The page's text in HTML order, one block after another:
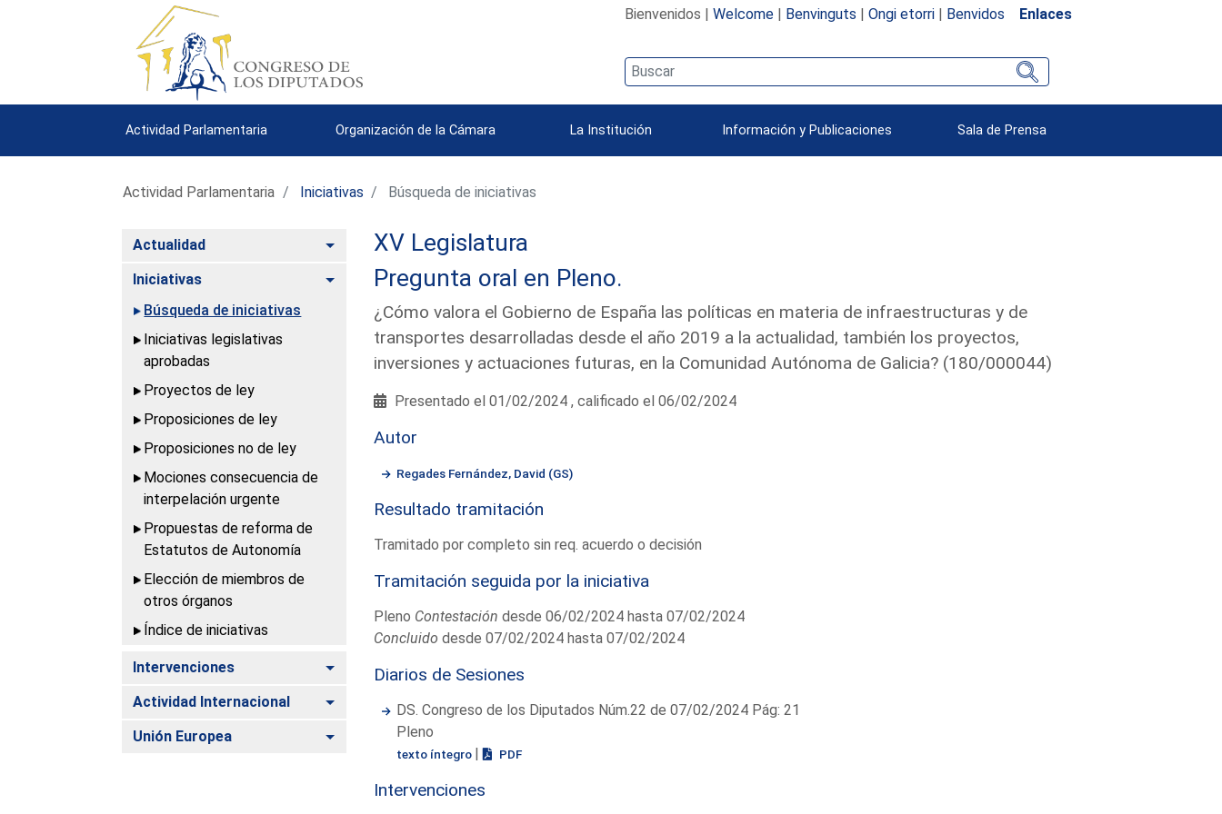
Bienvenidos | Welcome| Benvinguts | Ongi etorri| Benvidos Enlaces
Actividad Parlamentaria Organización de la Cámara La Institución Información y Publicaciones Sala de Prensa
Actividad Parlamentaria Iniciativas Búsqueda de iniciativas
Actualidad Alternar
Iniciativas
Alternar
Búsqueda de iniciativas
Iniciativas legislativas
aprobadas
Proyectos de ley
Proposiciones de ley
Proposiciones no de ley
Mociones consecuencia de
interpelación urgente
Propuestas de reforma de
Estatutos de Autonomía
Elección de miembros de
otros órganos
Índice de iniciativas
Intervenciones Alternar
Actividad Internacional Alternar
Unión Europea Alternar
XV Legislatura
Pregunta oral en Pleno.
¿Cómo valora el Gobierno de España las políticas en materia de infraestructuras y de
transportes desarrolladas desde el año 2019 a la actualidad, también los proyectos,
inversiones y actuaciones futuras, en la Comunidad Autónoma de Galicia? (180/000044)
Presentado el 01/02/2024 , calificado el 06/02/2024
Autor
Regades Fernández, David (GS)
Resultado tramitación
Tramitado por completo sin req. acuerdo o decisión
Tramitación seguida por la iniciativa
Pleno Contestación desde 06/02/2024 hasta 07/02/2024
Concluido desde 07/02/2024 hasta 07/02/2024
Diarios de Sesiones
DS. Congreso de los Diputados Núm.22 de 07/02/2024 Pág: 21
Pleno
texto íntegro | PDF
Intervenciones